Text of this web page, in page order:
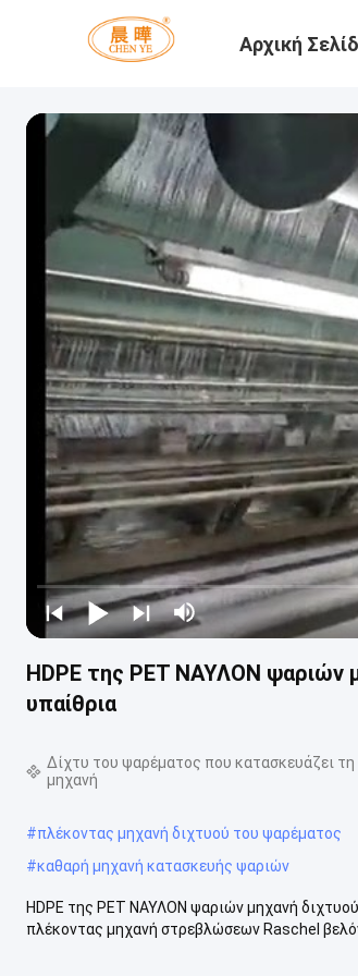
Αρχική
HDPE της PET ΝΑΥΛΟΝ ψαριών
υπαίθρια
Δίχτυ του ψαρέματος που κατασκευάζει τη
μηχανή
#πλέκοντας μηχανή διχτυού του ψαρέματος
#καθαρή μηχανή κατασκευής ψαριών
HDPE της PET ΝΑΥΛΟΝ ψαριών μηχανή
πλέκοντας μηχανή στρεβλώσεων Raschel